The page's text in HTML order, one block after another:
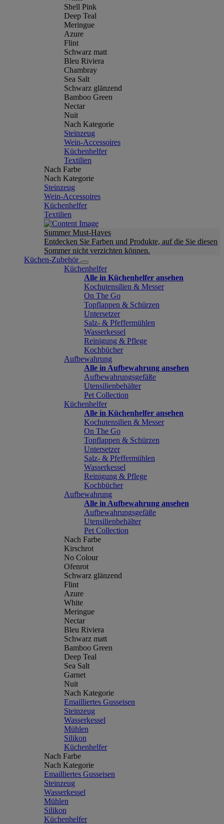
Shell Pink
Deep Teal
Meringue
Azure
Flint
Schwarz matt
Bleu Riviera
Chambray
Sea Salt
Schwarz glänzend
Bamboo Green
Nectar
Nuit
Nach Kategorie
Steinzeug
Wein-Accessoires
Küchenhelfer
Textilien
Nach Farbe
Nach Kategorie
Steinzeug
Wein-Accessoires
Küchenhelfer
Textilien
Summer Must-Haves
Entdecken Sie Farben und Produkte, auf die Sie diesen
Sommer nicht verzichten können.
Küchen-Zubehör
Küchenhelfer
Alle in Küchenhelfer ansehen
Kochutensilien & Messer
On The Go
Topflappen & Schürzen
Untersetzer
Salz- & Pfeffermühlen
Wasserkessel
Reinigung & Pflege
Kochbücher
Aufbewahrung
Alle in Aufbewahrung ansehen
Aufbewahrungsgefäße
Utensilienbehälter
Pet Collection
Küchenhelfer
Alle in Küchenhelfer ansehen
Kochutensilien & Messer
On The Go
Topflappen & Schürzen
Untersetzer
Salz- & Pfeffermühlen
Wasserkessel
Reinigung & Pflege
Kochbücher
Aufbewahrung
Alle in Aufbewahrung ansehen
Aufbewahrungsgefäße
Utensilienbehälter
Pet Collection
Nach Farbe
Kirschrot
No Colour
Ofenrot
Schwarz glänzend
Flint
Azure
White
Meringue
Nectar
Bleu Riviera
Schwarz matt
Bamboo Green
Deep Teal
Sea Salt
Garnet
Nuit
Nach Kategorie
Emailliertes Gusseisen
Steinzeug
Wasserkessel
Mühlen
Silikon
Küchenhelfer
Nach Farbe
Nach Kategorie
Emailliertes Gusseisen
Steinzeug
Wasserkessel
Mühlen
Silikon
Küchenhelfer